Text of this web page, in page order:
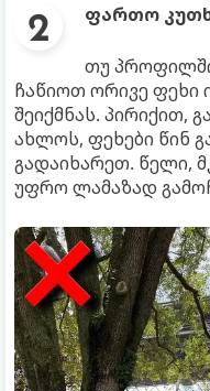
ფართო
თუ
ჩაწიოთ ორივე ფეხი
შეიქმნას. პირიქით,
ახლოს, ფეხები წინ
გადაიხარეთ. წელი,
უფრო ლამაზად